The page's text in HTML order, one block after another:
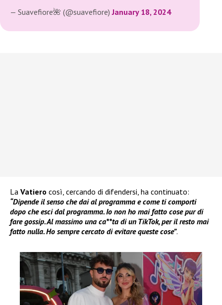
— Suavefiore🌺 (@suavefiore)January 18, 2024
La Vatiero così, cercando di difendersi, ha continuato:
“Dipende il senso che dai al programma e come ti comporti
dopo che esci dal programma. Io non ho mai fatto cose pur di
fare gossip. Al massimo una ca**ta di un TikTok, per il resto mai
fatto nulla. Ho sempre cercato di evitare queste cose”.